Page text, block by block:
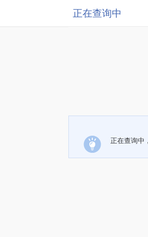
正在查询中
正在查询中